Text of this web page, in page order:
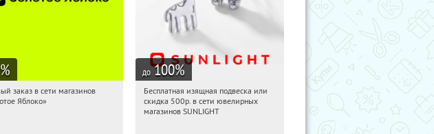
%
Получи первым!
заказ в сети магазинов
Яблоко»
до 100%
08:30:50 Получили:
Россия
Бесплатная изящная подвеска или
скидка 500р. в сети ювелирных
магазинов SUNLIGHT